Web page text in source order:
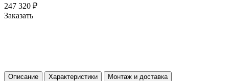
247 320 ₽
Заказать
Описание Характеристики Монтаж и доставка